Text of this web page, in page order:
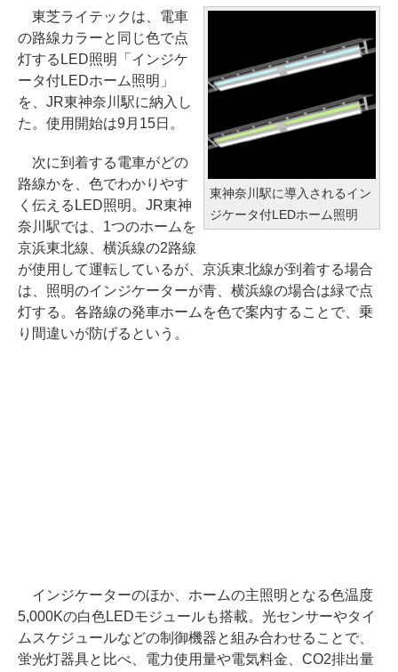
東神奈川駅に導入されるイン
ジケータ付LEDホーム照明
東芝ライテックは、電車
の路線カラーと同じ色で点
灯するLED照明「インジケ
ータ付LEDホーム照明」
を、JR東神奈川駅に納入し
た。使用開始は9月15日。
次に到着する電車がどの
路線かを、色でわかりやす
く伝えるLED照明。JR東神
奈川駅では、1つのホームを
京浜東北線、横浜線の2路線
が使用して運転しているが、京浜東北線が到着する場合
は、照明のインジケーターが青、横浜線の場合は緑で点
灯する。各路線の発車ホームを色で案内することで、乗
り間違いが防げるという。
インジケーターのほか、ホームの主照明となる色温度
5,000Kの白色LEDモジュールも搭載。光センサーやタイ
ムスケジュールなどの制御機器と組み合わせることで、
蛍光灯器具と比べ、電力使用量や電気料金、CO2排出量